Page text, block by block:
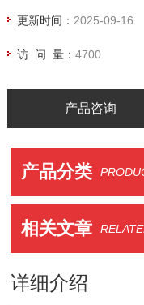
更新时间： 2025-09-16
访 问 量： 4700
产品咨询
产品分类
相关文章
详细介绍